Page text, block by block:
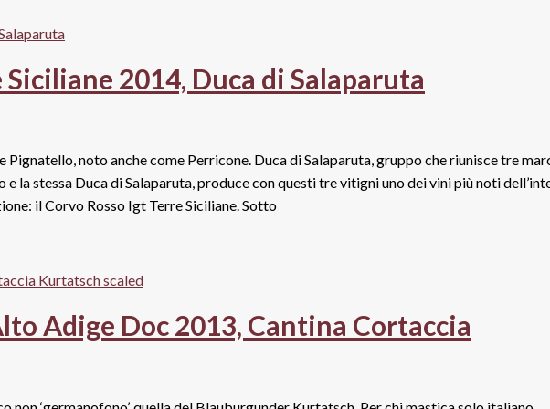
2014, Duca di Salaparuta
Pignatello, noto anche come Perricone. Duca di Salaparuta, gruppo che riunisce tre
la stessa Duca di Salaparuta, produce con questi tre vitigni uno dei vini più noti
il Corvo Rosso Igt Terre Siciliane. Sotto
Adige Doc 2013, Cantina Cortaccia